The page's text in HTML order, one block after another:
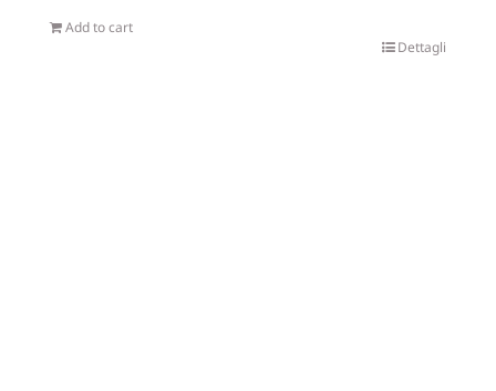
Add to cart
Dettagli